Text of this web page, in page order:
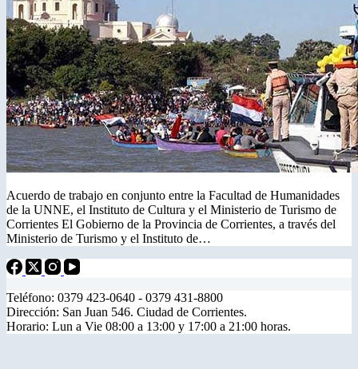
Acuerdo de trabajo en conjunto entre la Facultad de Humanidades
de la UNNE, el Instituto de Cultura y el Ministerio de Turismo de
Corrientes El Gobierno de la Provincia de Corrientes, a través del
Ministerio de Turismo y el Instituto de…
Teléfono: 0379 423-0640 - 0379 431-8800
Dirección: San Juan 546. Ciudad de Corrientes.
Horario: Lun a Vie 08:00 a 13:00 y 17:00 a 21:00 horas.